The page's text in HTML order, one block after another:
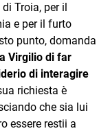
Troia, per il
e per il furto
punto, domanda
Virgilio di far
di interagire
richiesta è
che sia lui
essere restii a